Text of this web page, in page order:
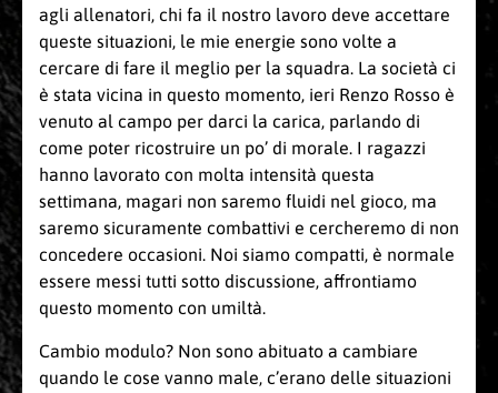
agli allenatori, chi fa il nostro lavoro deve accettare
queste situazioni, le mie energie sono volte a
cercare di fare il meglio per la squadra. La società ci
è stata vicina in questo momento, ieri Renzo Rosso è
venuto al campo per darci la carica, parlando di
come poter ricostruire un po’ di morale. I ragazzi
hanno lavorato con molta intensità questa
settimana, magari non saremo fluidi nel gioco, ma
saremo sicuramente combattivi e cercheremo di non
concedere occasioni. Noi siamo compatti, è normale
essere messi tutti sotto discussione, affrontiamo
questo momento con umiltà.
Cambio modulo? Non sono abituato a cambiare
quando le cose vanno male, c’erano delle situazioni